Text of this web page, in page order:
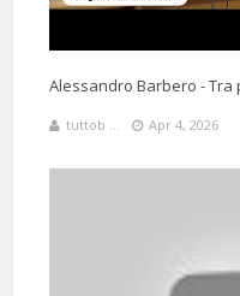
Dovrebbe tornarci di tanto in
Alessandro Barbero - Tra
tuttob ... Apr 4, 2026